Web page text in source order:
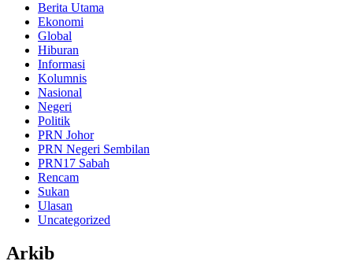
Berita Utama
Ekonomi
Global
Hiburan
Informasi
Kolumnis
Nasional
Negeri
Politik
PRN Johor
PRN Negeri Sembilan
PRN17 Sabah
Rencam
Sukan
Ulasan
Uncategorized
Arkib